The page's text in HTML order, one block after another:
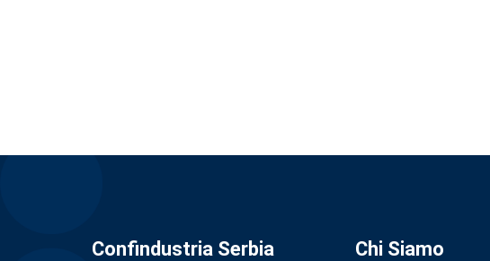
Confindustria Serbia Chi Siamo